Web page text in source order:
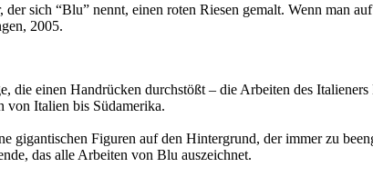
sich “Blu” nennt, einen roten Riesen gemalt. Wenn man
2005.
die einen Handrücken durchstößt – die Arbeiten des
von Italien bis Südamerika.
gigantischen Figuren auf den Hintergrund, der immer zu
das alle Arbeiten von Blu auszeichnet.